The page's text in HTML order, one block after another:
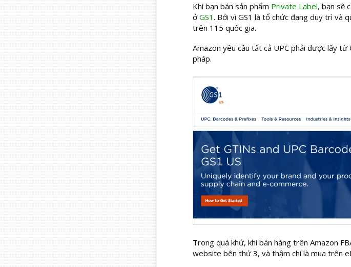
Khi bạn bán sản phẩm Private Label, bạn sẽ
ởGS1 . Bởi vì GS1 là tổ chức đang duy trì và
trên 115 quốc gia.
Amazon yêu cầu tất cả UPC phải được lấy từ
pháp.
Trong quá khứ, khi bán hàng trên Amazon
website bên thứ 3, và thậm chí là mua trên